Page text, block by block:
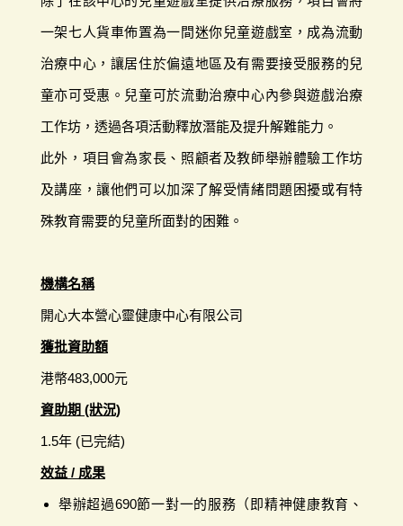
一架七人貨車佈置為一間迷你兒童遊戲室，成為流動
治療中心，讓居住於偏遠地區及有需要接受服務的兒
童亦可受惠。兒童可於流動治療中心內參與遊戲治療
工作坊，透過各項活動釋放潛能及提升解難能力。
此外，項目會為家長、照顧者及教師舉辦體驗工作坊
及講座，讓他們可以加深了解受情緒問題困擾或有特
殊教育需要的兒童所面對的困難。
機構名稱
開心大本營心靈健康中心有限公司
獲批資助額
港幣483,000元
資助期 (狀況)
1.5年 (已完結)
效益 / 成果
舉辦超過690節一對一的服務（即精神健康教育、